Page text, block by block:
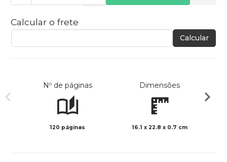
Calcular o frete
Calcular
Nº de páginas
120 páginas
Dimensões
16.1 x 22.8 x 0.7 cm